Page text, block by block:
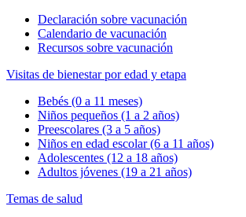
Declaración sobre vacunación
Calendario de vacunación
Recursos sobre vacunación
Visitas de bienestar por edad y etapa
Bebés (0 a 11 meses)
Niños pequeños (1 a 2 años)
Preescolares (3 a 5 años)
Niños en edad escolar (6 a 11 años)
Adolescentes (12 a 18 años)
Adultos jóvenes (19 a 21 años)
Temas de salud